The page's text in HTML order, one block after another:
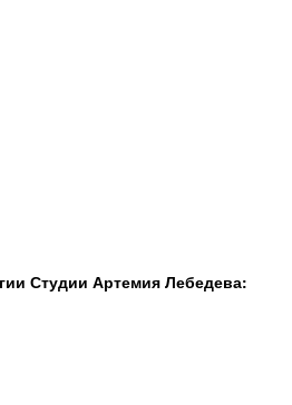
Студии Артемия Лебедева: